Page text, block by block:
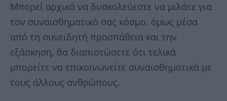
Μπορεί αρχικά να δυσκολεύεστε να μιλάτε για
τον συναισθηματικό σας κόσμο, όμως μέσα
από τη συνειδητή προσπάθεια και την
εξάσκηση, θα διαπιστώσετε ότι τελικά
μπορείτε να επικοινωνείτε συναισθηματικά με
τους άλλους ανθρώπους.